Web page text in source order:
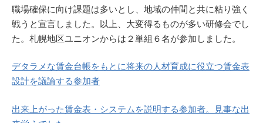
職場確保に向け課題は多いとし、地域の仲間と共に粘り強く
戦うと宣言しました。以上、大変得るものが多い研修会でし
た。札幌地区ユニオンからは２単組６名が参加しました。
デタラメな賃金台帳をもとに将来の人材育成に役立つ賃金表
設計を議論する参加者
出来上がった賃金表・システムを説明する参加者。見事な出